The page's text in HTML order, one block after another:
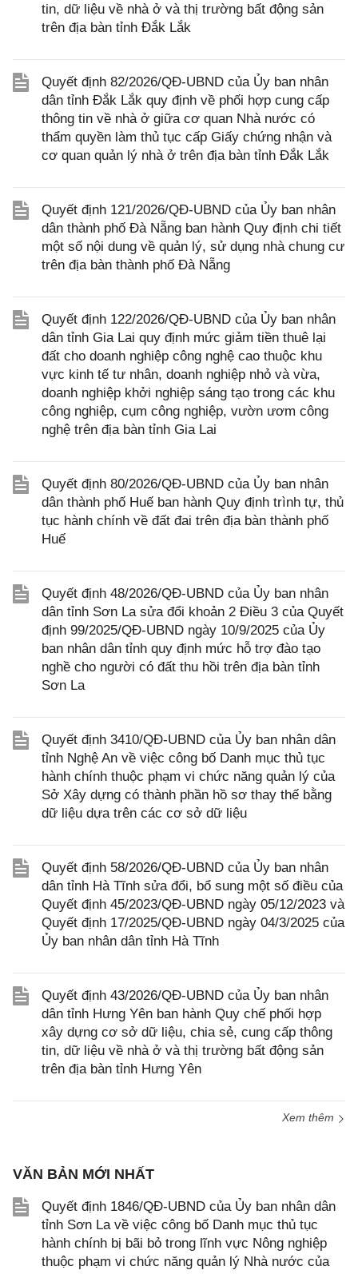
tin, dữ liệu về nhà ở và thị trường bất động sản
trên địa bàn tỉnh Đắk Lắk
Quyết định 82/2026/QĐ-UBND của Ủy ban nhân
dân tỉnh Đắk Lắk quy định về phối hợp cung cấp
thông tin về nhà ở giữa cơ quan Nhà nước có
thẩm quyền làm thủ tục cấp Giấy chứng nhận và
cơ quan quản lý nhà ở trên địa bàn tỉnh Đắk Lắk
Quyết định 121/2026/QĐ-UBND của Ủy ban nhân
dân thành phố Đà Nẵng ban hành Quy định chi tiết
một số nội dung về quản lý, sử dụng nhà chung cư
trên địa bàn thành phố Đà Nẵng
Quyết định 122/2026/QĐ-UBND của Ủy ban nhân
dân tỉnh Gia Lai quy định mức giảm tiền thuê lại
đất cho doanh nghiệp công nghệ cao thuộc khu
vực kinh tế tư nhân, doanh nghiệp nhỏ và vừa,
doanh nghiệp khởi nghiệp sáng tạo trong các khu
công nghiệp, cụm công nghiệp, vườn ươm công
nghệ trên địa bàn tỉnh Gia Lai
Quyết định 80/2026/QĐ-UBND của Ủy ban nhân
dân thành phố Huế ban hành Quy định trình tự, thủ
tục hành chính về đất đai trên địa bàn thành phố
Huế
Quyết định 48/2026/QĐ-UBND của Ủy ban nhân
dân tỉnh Sơn La sửa đổi khoản 2 Điều 3 của Quyết
định 99/2025/QĐ-UBND ngày 10/9/2025 của Ủy
ban nhân dân tỉnh quy định mức hỗ trợ đào tạo
nghề cho người có đất thu hồi trên địa bàn tỉnh
Sơn La
Quyết định 3410/QĐ-UBND của Ủy ban nhân dân
tỉnh Nghệ An về việc công bố Danh mục thủ tục
hành chính thuộc phạm vi chức năng quản lý của
Sở Xây dựng có thành phần hồ sơ thay thế bằng
dữ liệu dựa trên các cơ sở dữ liệu
Quyết định 58/2026/QĐ-UBND của Ủy ban nhân
dân tỉnh Hà Tĩnh sửa đổi, bổ sung một số điều của
Quyết định 45/2023/QĐ-UBND ngày 05/12/2023 và
Quyết định 17/2025/QĐ-UBND ngày 04/3/2025 của
Ủy ban nhân dân tỉnh Hà Tĩnh
Quyết định 43/2026/QĐ-UBND của Ủy ban nhân
dân tỉnh Hưng Yên ban hành Quy chế phối hợp
xây dựng cơ sở dữ liệu, chia sẻ, cung cấp thông
tin, dữ liệu về nhà ở và thị trường bất động sản
trên địa bàn tỉnh Hưng Yên
Xem thêm
VĂN BẢN MỚI NHẤT
Quyết định 1846/QĐ-UBND của Ủy ban nhân dân
tỉnh Sơn La về việc công bố Danh mục thủ tục
hành chính bị bãi bỏ trong lĩnh vực Nông nghiệp
thuộc phạm vi chức năng quản lý Nhà nước của